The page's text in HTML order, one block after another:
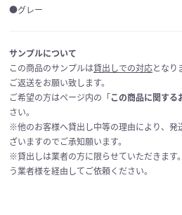
●グレー
サンプルについて
この商品のサンプルは貸出しでの対応となり
ご返送をお願い致します。
ご希望の方はページ内の「この商品に関する
さい。
※他のお客様へ貸出し中等の理由により、発
ざいますのでご承知願います。
※貸出しは業者の方に限らせていただきます
う業者様を経由してご依頼ください。